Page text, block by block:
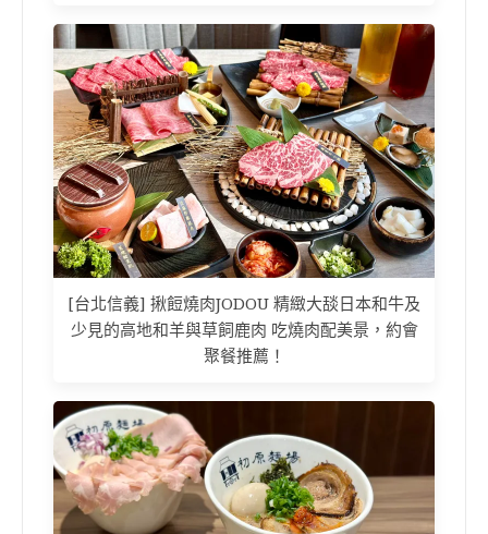
[台北信義] 揪餖燒肉JODOU 精緻大舕日本和牛及
少見的高地和羊與草飼鹿肉 吃燒肉配美景，約會
聚餐推薦！